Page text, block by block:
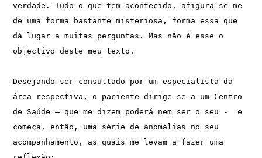
verdade. Tudo o que tem acontecido, afigura-se-me
de uma forma bastante misteriosa, forma essa que
dá lugar a muitas perguntas. Mas não é esse o
objectivo deste meu texto.
Desejando ser consultado por um especialista da
área respectiva, o paciente dirige-se a um Centro
de Saúde – que me dizem poderá nem ser o seu -  e
começa, então, uma série de anomalias no seu
acompanhamento, as quais me levam a fazer uma